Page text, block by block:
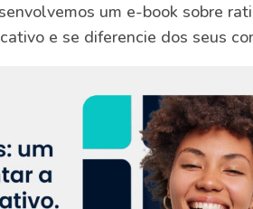
um e-book sobre
e se diferencie dos seus